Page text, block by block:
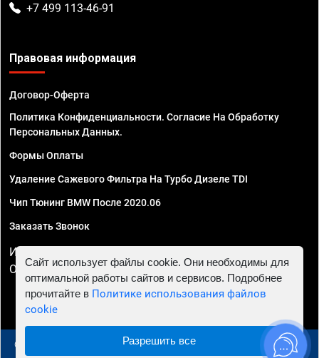
+7 499 113-46-91
Правовая информация
Договор-Оферта
Политика Конфиденциальности. Согласие На Обработку
Персональных Данных.
Формы Оплаты
Удаление Сажевого Фильтра На Турбо Дизеле TDI
Чип Тюнинг BMW После 2020.06
Заказать Звонок
ИП Смирнов Георгий Павлович. ИНН 781302555843,
ОГРНИП 324470400032610
© 2010 - 2026 Чип тюнинг в Москве и МО - Автосервис
Сайт использует файлы cookie. Они необходимы для
оптимальной работы сайтов и сервисов. Подробнее
прочитайте в Политике использования файлов
cookie
Разрешить все